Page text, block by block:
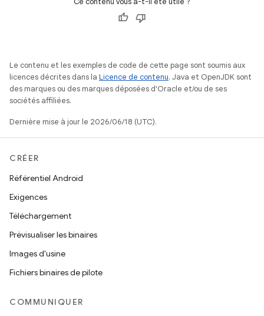
Le contenu et les exemples de code de cette page sont soumis aux
licences décrites dans la Licence de contenu. Java et OpenJDK sont
des marques ou des marques déposées d'Oracle et/ou de ses
sociétés affiliées.
Dernière mise à jour le 2026/06/18 (UTC).
CRÉER
Référentiel Android
Exigences
Téléchargement
Prévisualiser les binaires
Images d'usine
Fichiers binaires de pilote
COMMUNIQUER